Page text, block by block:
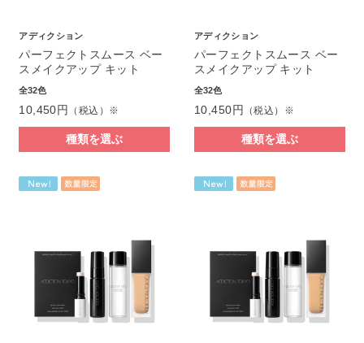
アディクション
パーフェクトスムース ベー
スメイクアップ キット
全32色
10,450円 （税込）※
種類を選ぶ
アディクション
パーフェクトスムース ベー
スメイクアップ キット
全32色
10,450円 （税込）※
種類を選ぶ